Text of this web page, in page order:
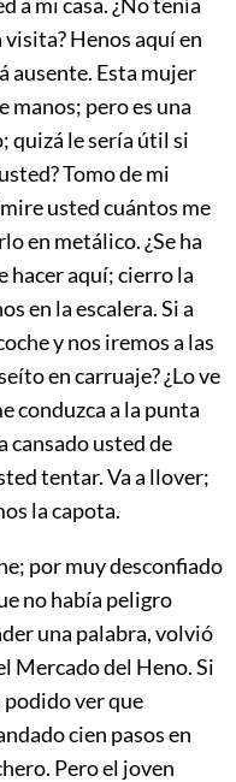
Henos aquí en
ausente. Esta mujer
manos; pero es una
quizá le sería útil si
Tomo de mi
usted cuántos me
en metálico. ¿Se ha
hacer aquí; cierro la
en la escalera. Si a
y nos iremos a las
en carruaje? ¿Lo ve
conduzca a la punta
cansado usted de
tentar. Va a llover;
la capota.
por muy desconfiado
no había peligro
una palabra, volvió
Mercado del Heno. Si
podido ver que
cien pasos en
Pero el joven